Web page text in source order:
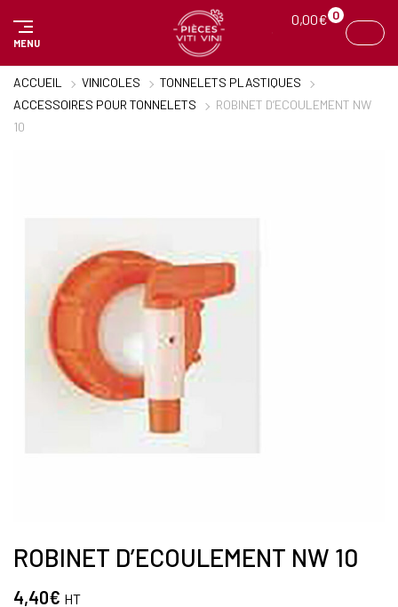
MENU
0,00€ 0
ACCUEIL VINICOLES
TONNELETS PLASTIQUES
ACCESSOIRES POUR TONNELETS
ROBINET D’ECOULEMENT NW
10
ROBINET D’ECOULEMENT NW 10
4,40€ HT
Panneau de gestion des cookies